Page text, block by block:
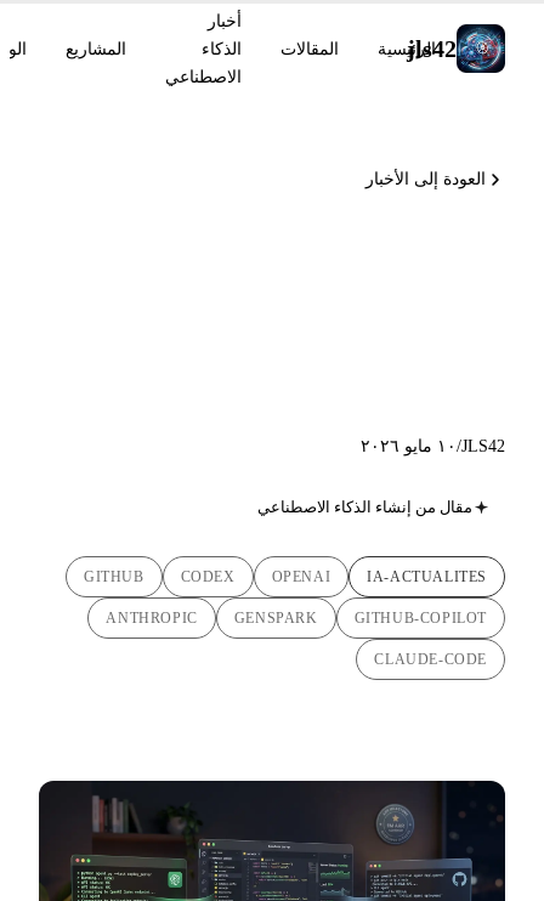
jls42
الرئيسية المقالات
أخبار
الذكاء
الاصطناعي
المشاريع
العودة إلى الأخبار
JLS42
/ ١٠ مايو ٢٠٢٦
مقال من إنشاء الذكاء الاصطناعي
IA-ACTUALITES
OPENAI
CODEX
GITHUB
GITHUB-COPILOT
GENSPARK
ANTHROPIC
CLAUDE-CODE